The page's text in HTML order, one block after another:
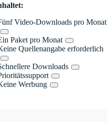
Video-Downloads pro Monat
Paket pro Monat
Quellenangabe erforderlich
Downloads
Werbung